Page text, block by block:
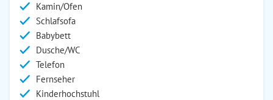
Kamin/Ofen
Schlafsofa
Babybett
Dusche/WC
Telefon
Fernseher
Kinderhochstuhl